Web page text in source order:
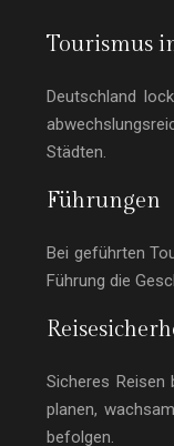
Tourismus
Deutschland
Städten.
Führungen
Bei geführten
Führung die
Sicheres Reisen
planen,
befolgen.